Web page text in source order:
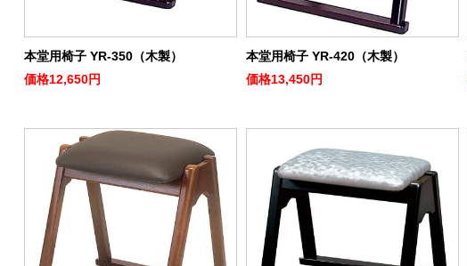
本堂用椅子 YR-350（木製）
価格12,650円
本堂用椅子 YR-420（木製）
価格13,450円